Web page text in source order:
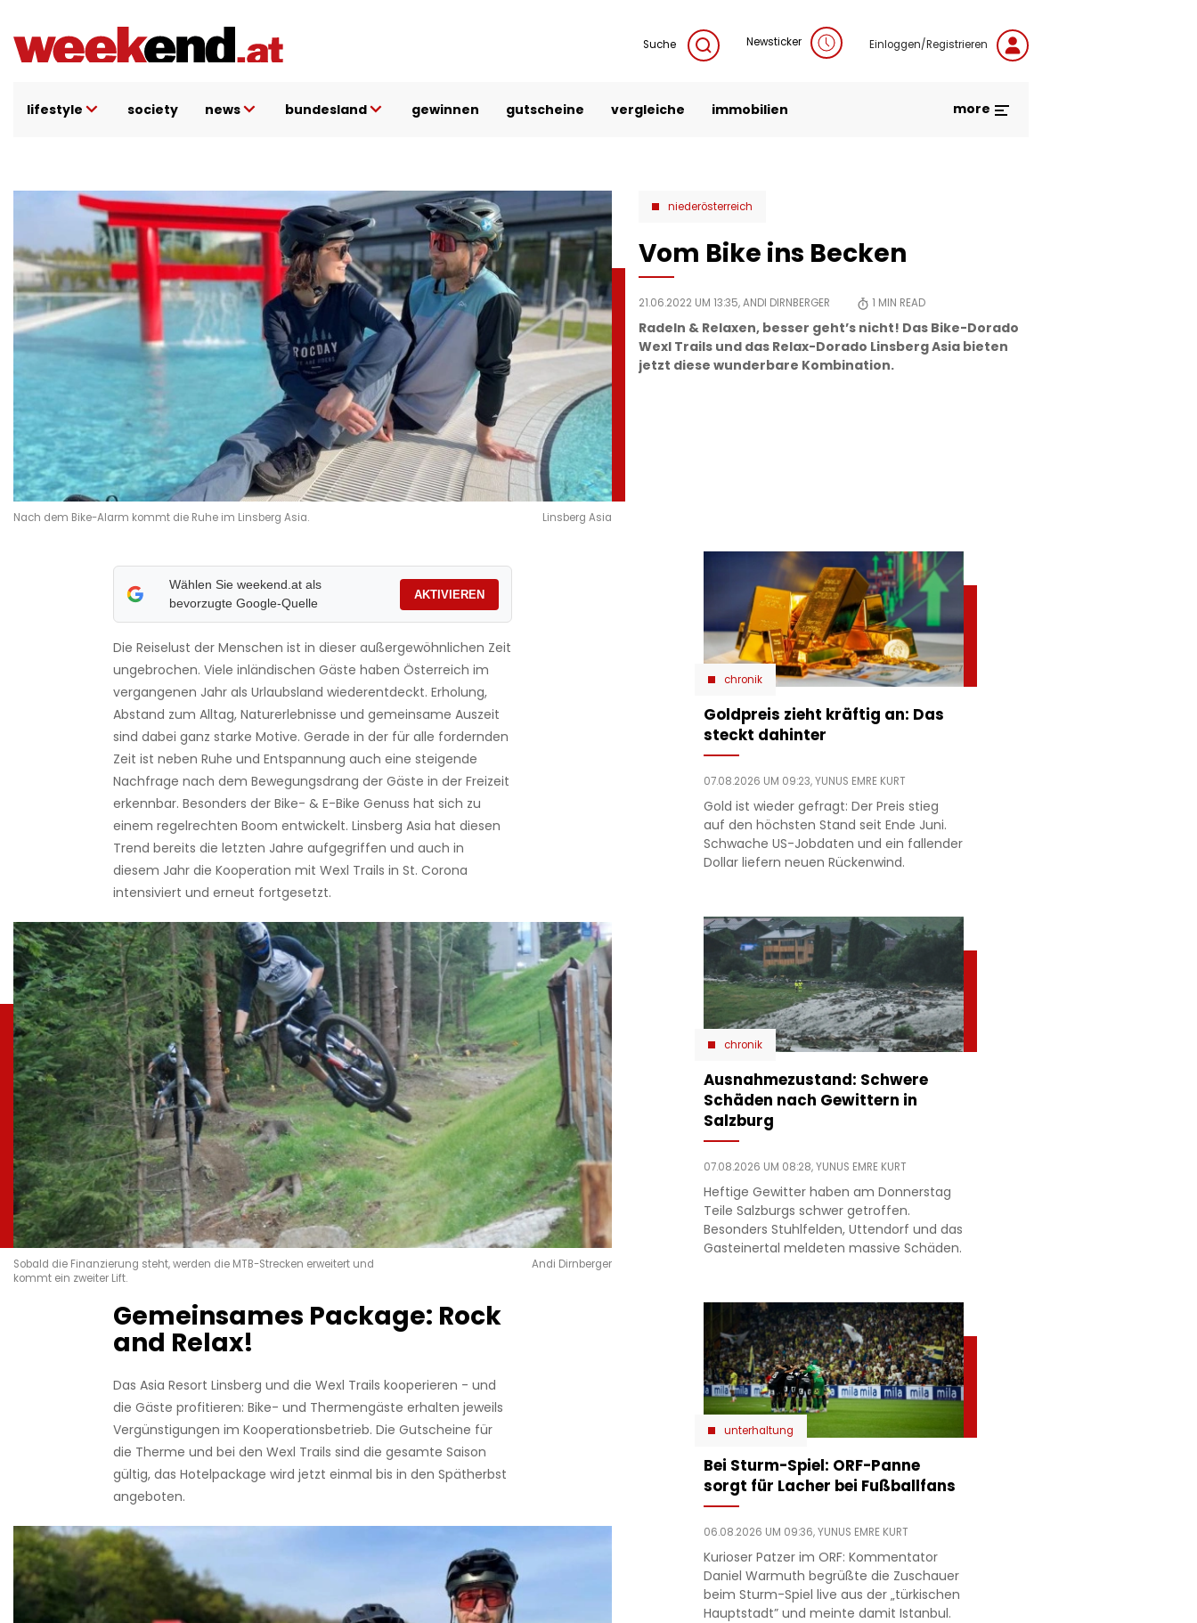
Inhalt
Suche Newsticker Einloggen/Registrieren
lifestyle society news bundesland gewinnen gutscheine vergleiche immobilien more
Nach dem Bike-Alarm kommt die Ruhe im Linsberg Asia. Linsberg Asia
niederösterreich
Vom Bike ins Becken
21.06.2022 UM 13:35,ANDI DIRNBERGER 1 MIN READ
Radeln & Relaxen, besser geht’s nicht! Das Bike-Dorado
Wexl Trails und das Relax-Dorado Linsberg Asia bieten
jetzt diese wunderbare Kombination.
Wählen Sie weekend.at als
bevorzugte Google-Quelle
AKTIVIEREN
Die Reiselust der Menschen ist in dieser außergewöhnlichen Zeit
ungebrochen. Viele inländischen Gäste haben Österreich im
vergangenen Jahr als Urlaubsland wiederentdeckt. Erholung,
Abstand zum Alltag, Naturerlebnisse und gemeinsame Auszeit
sind dabei ganz starke Motive. Gerade in der für alle fordernden
Zeit ist neben Ruhe und Entspannung auch eine steigende
Nachfrage nach dem Bewegungsdrang der Gäste in der Freizeit
erkennbar. Besonders der Bike- & E-Bike Genuss hat sich zu
einem regelrechten Boom entwickelt. Linsberg Asia hat diesen
Trend bereits die letzten Jahre aufgegriffen und auch in
diesem Jahr die Kooperation mit Wexl Trails in St. Corona
intensiviert und erneut fortgesetzt.
Sobald die Finanzierung steht, werden die MTB-Strecken erweitert und
kommt ein zweiter Lift.
Andi Dirnberger
Gemeinsames Package: Rock
and Relax!
Das Asia Resort Linsberg und die Wexl Trails kooperieren - und
die Gäste profitieren: Bike- und Thermengäste erhalten jeweils
Vergünstigungen im Kooperationsbetrieb. Die Gutscheine für
die Therme und bei den Wexl Trails sind die gesamte Saison
gültig, das Hotelpackage wird jetzt einmal bis in den Spätherbst
angeboten.
chronik
Goldpreis zieht kräftig an: Das
steckt dahinter
07.08.2026 UM 09:23,YUNUS EMRE KURT
Gold ist wieder gefragt: Der Preis stieg
auf den höchsten Stand seit Ende Juni.
Schwache US-Jobdaten und ein fallender
Dollar liefern neuen Rückenwind.
chronik
Ausnahmezustand: Schwere
Schäden nach Gewittern in
Salzburg
07.08.2026 UM 08:28,YUNUS EMRE KURT
Heftige Gewitter haben am Donnerstag
Teile Salzburgs schwer getroffen.
Besonders Stuhlfelden, Uttendorf und das
Gasteinertal meldeten massive Schäden.
unterhaltung
Bei Sturm-Spiel: ORF-Panne
sorgt für Lacher bei Fußballfans
06.08.2026 UM 09:36,YUNUS EMRE KURT
Kurioser Patzer im ORF: Kommentator
Daniel Warmuth begrüßte die Zuschauer
beim Sturm-Spiel live aus der „türkischen
Hauptstadt” und meinte damit Istanbul.